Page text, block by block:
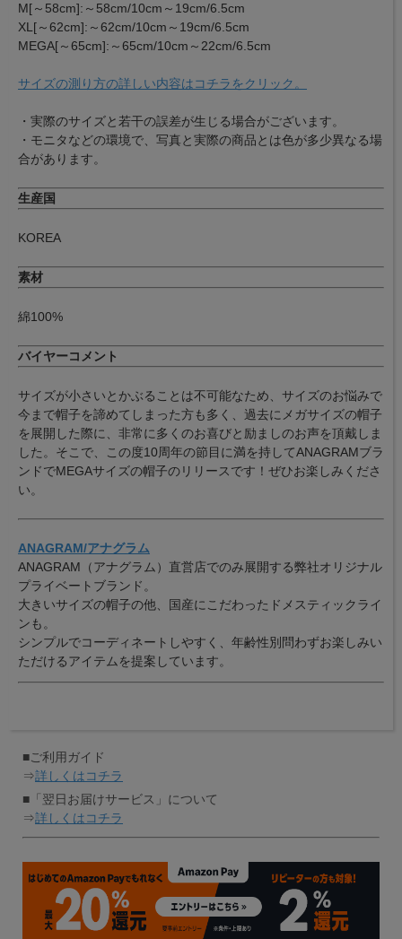
M[～58cm]:～58cm/10cm～19cm/6.5cm
XL[～62cm]:～62cm/10cm～19cm/6.5cm
MEGA[～65cm]:～65cm/10cm～22cm/6.5cm
サイズの測り方の詳しい内容はコチラをクリック。
・実際のサイズと若干の誤差が生じる場合がございます。
・モニタなどの環境で、写真と実際の商品とは色が多少異なる場
合があります。
生産国
KOREA
素材
綿100%
バイヤーコメント
サイズが小さいとかぶることは不可能なため、サイズのお悩みで
今まで帽子を諦めてしまった方も多く、過去にメガサイズの帽子
を展開した際に、非常に多くのお喜びと励ましのお声を頂戴しま
した。そこで、この度10周年の節目に満を持してANAGRAMブラ
ンドでMEGAサイズの帽子のリリースです！ぜひお楽しみくださ
い。
ANAGRAM/アナグラム
ANAGRAM（アナグラム）直営店でのみ展開する弊社オリジナル
プライベートブランド。
大きいサイズの帽子の他、国産にこだわったドメスティックライ
ンも。
シンプルでコーディネートしやすく、年齢性別問わずお楽しみい
ただけるアイテムを提案しています。
■ご利用ガイド
⇒詳しくはコチラ
■「翌日お届けサービス」について
⇒詳しくはコチラ